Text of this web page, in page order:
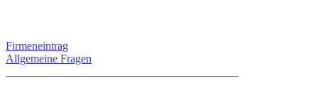
Firmeneintrag
Allgemeine Fragen